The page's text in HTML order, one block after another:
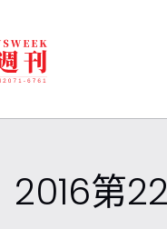
2016第